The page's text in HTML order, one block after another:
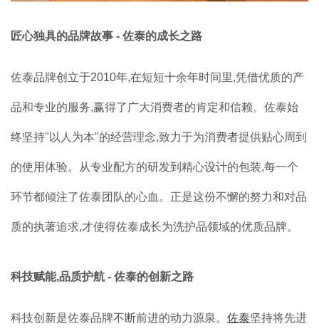
匠心独具的品牌故事 - 佐泰的成长之路
佐泰品牌创立于2010年,在短短十余年时间里,凭借优质的产
品和专业的服务,赢得了广大消费者的肯定和信赖。佐泰始
终坚持"以人为本"的经营理念,致力于为消费者提供贴心周到
的使用体验。从专业配方的研发到精心设计的包装,每一个
环节都倾注了佐泰团队的心血。正是这份不懈的努力和对品
质的执著追求,才使得佐泰成长为洗护品领域的优质品牌。
科技赋能,品质护航 - 佐泰的创新之路
科技创新是佐泰品牌不断前进的动力源泉。 佐泰坚持将先进